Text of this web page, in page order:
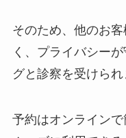
そのため、他のお
く、プライバシー
グと診察を受けられ
予約はオンライン